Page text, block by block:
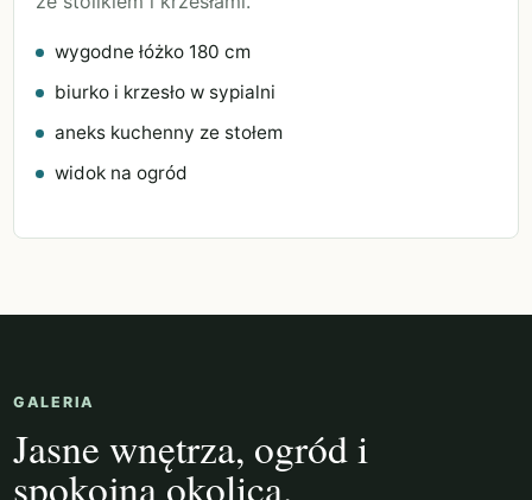
wygodne łóżko 180 cm
biurko i krzesło w sypialni
aneks kuchenny ze stołem
widok na ogród
GALERIA
Jasne wnętrza, ogród i
spokojna okolica.